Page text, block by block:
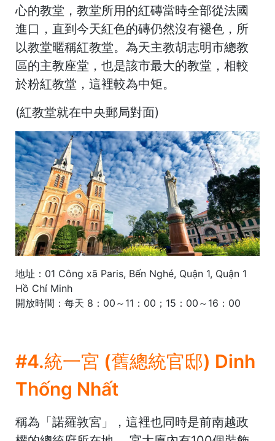
心的教堂，教堂所用的紅磚當時全部從法國
進口，直到今天紅色的磚仍然沒有褪色，所
以教堂暱稱紅教堂。為天主教胡志明市總教
區的主教座堂，也是該市最大的教堂， 相較
於粉紅教堂，這裡較為中矩。
(紅教堂就在中央郵局對面)
地址：01 Công xã Paris, Bến Nghé, Quận 1, Quận 1
Hồ Chí Minh
開放時間：每天 8：00～11：00；15：00～16：00
#4.統一宮 (舊總統官邸) Dinh
Thống Nhất
稱為「諾羅敦宮」，這裡也同時是前南越政